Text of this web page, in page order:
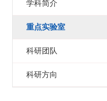
学科简介
重点实验室
科研团队
科研方向